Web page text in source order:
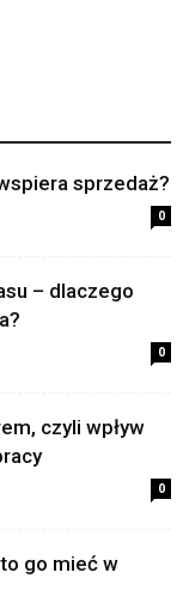
sprzedaż?
0
– dlaczego
0
czyli wpływ
0
go mieć w